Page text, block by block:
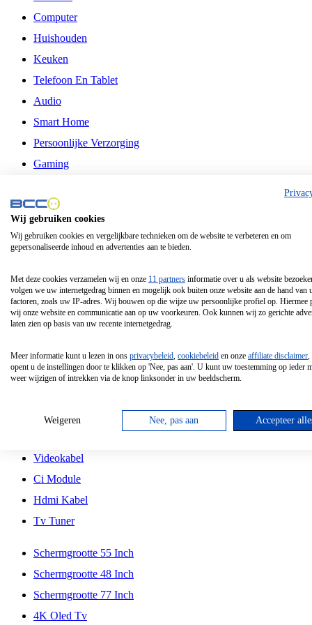
Computer
Huishouden
Keuken
Telefoon En Tablet
Audio
Smart Home
Persoonlijke Verzorging
Gaming
Philips
Schermgrootte 24 Inch
Schermgrootte 85 Inch
Schermgrootte 98 Inch
Tcl
Hd Led Tv
Antennekabel
Videokabel
Ci Module
Hdmi Kabel
Tv Tuner
Schermgrootte 55 Inch
Schermgrootte 48 Inch
Schermgrootte 77 Inch
4K Oled Tv
Wij gebruiken cookies
Wij gebruiken cookies en vergelijkbare technieken om de website te verbeteren en om
gepersonaliseerde inhoud en advertenties aan te bieden.
Met deze cookies verzamelen wij en onze 11 partners informatie over u als website
volgen we uw internetgedrag binnen en mogelijk ook buiten onze website aan de hand van
factoren, zoals uw IP-adres. Wij bouwen op die wijze uw persoonlijke profiel op. Hiermee
wij onze website en communicatie aan op uw voorkeuren. Ook kunnen wij zo gerichte
laten zien op basis van uw recente internetgedrag.
Meer informatie kunt u lezen in ons privacybeleid, cookiebeleid en onze affiliate disclaimer,
opent u de instellingen door te klikken op 'Nee, pas aan'. U kunt uw toestemming op ieder
weer wijzigen of intrekken via de knop linksonder in uw beeldscherm.
Weigeren Nee, pas aan Accepteer